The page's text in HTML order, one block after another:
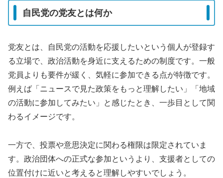
自民党の党友とは何か
党友とは、自民党の活動を応援したいという個人が登録す
る立場で、政治活動を身近に支えるための制度です。一般
党員よりも要件が緩く、気軽に参加できる点が特徴です。
例えば「ニュースで見た政策をもっと理解したい」「地域
の活動に参加してみたい」と感じたとき、一歩目として関
わるイメージです。
一方で、投票や意思決定に関わる権限は限定されていま
す。政治団体への正式な参加というより、支援者としての
位置付けに近いと考えると理解しやすいでしょう。